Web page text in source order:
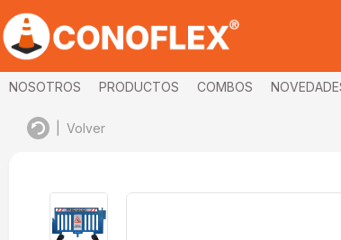
NOSOTROS PRODUCTOS COMBOS
Volver